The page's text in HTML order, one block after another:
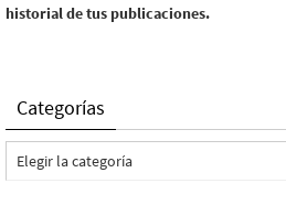
historial de tus publicaciones.
Categorías
Categorías